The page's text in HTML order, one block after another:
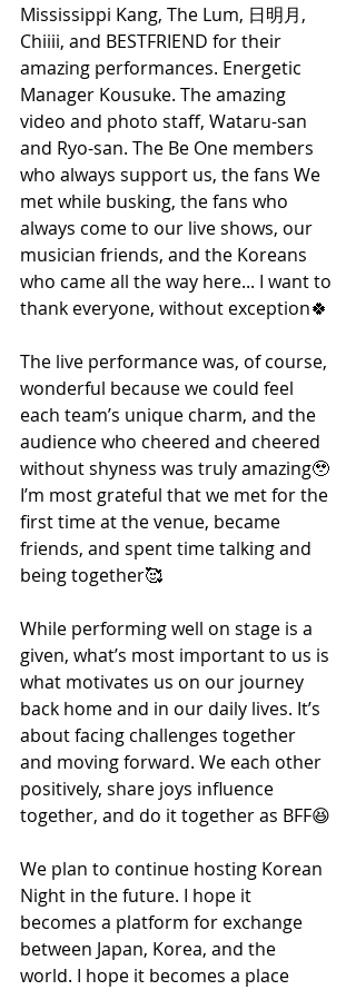
Mississippi Kang, The Lum, 日明月,
Chiiii, and BESTFRIEND for their
amazing performances. Energetic
Manager Kousuke. The amazing
video and photo staff, Wataru-san
and Ryo-san. The Be One members
who always support us, the fans We
met while busking, the fans who
always come to our live shows, our
musician friends, and the Koreans
who came all the way here... I want to
thank everyone, without exception🍀
The live performance was, of course,
wonderful because we could feel
each team’s unique charm, and the
audience who cheered and cheered
without shyness was truly amazing🥹
I’m most grateful that we met for the
first time at the venue, became
friends, and spent time talking and
being together🥰
While performing well on stage is a
given, what’s most important to us is
what motivates us on our journey
back home and in our daily lives. It’s
about facing challenges together
and moving forward. We each other
positively, share joys influence
together, and do it together as BFF😆
We plan to continue hosting Korean
Night in the future. I hope it
becomes a platform for exchange
between Japan, Korea, and the
world. I hope it becomes a place